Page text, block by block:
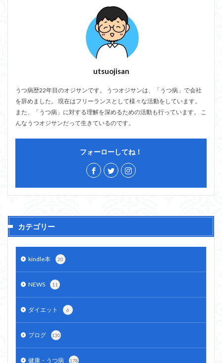
utsuojisan
うつ病歴22年目のオジサンです。 うつオジサンは、「うつ病」で会社
を辞めました。 現在はフリーランスとして様々な活動をしています。
また、「うつ病」に対する理解を深めるための活動も行っています。 こ
んなうつオジサンだって生きているのです。
フォーローしてね！
カテゴリー
kindle本 20
NEWS 11
ダイエット 6
ブログ 130
健康・うつ病 178